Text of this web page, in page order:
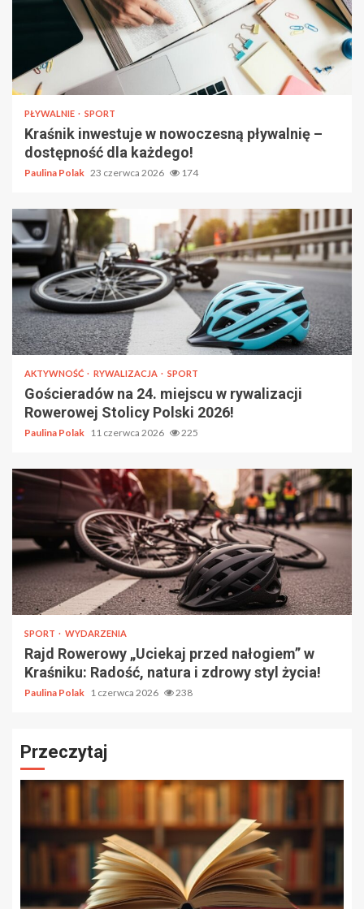
PŁYWALNIE SPORT
Kraśnik inwestuje w nowoczesną pływalnię –
dostępność dla każdego!
Paulina Polak 23 czerwca 2026 174
AKTYWNOŚĆ RYWALIZACJA SPORT
Gościeradów na 24. miejscu w rywalizacji
Rowerowej Stolicy Polski 2026!
Paulina Polak 11 czerwca 2026 225
SPORT WYDARZENIA
Rajd Rowerowy „Uciekaj przed nałogiem” w
Kraśniku: Radość, natura i zdrowy styl życia!
Paulina Polak 1 czerwca 2026 238
Przeczytaj